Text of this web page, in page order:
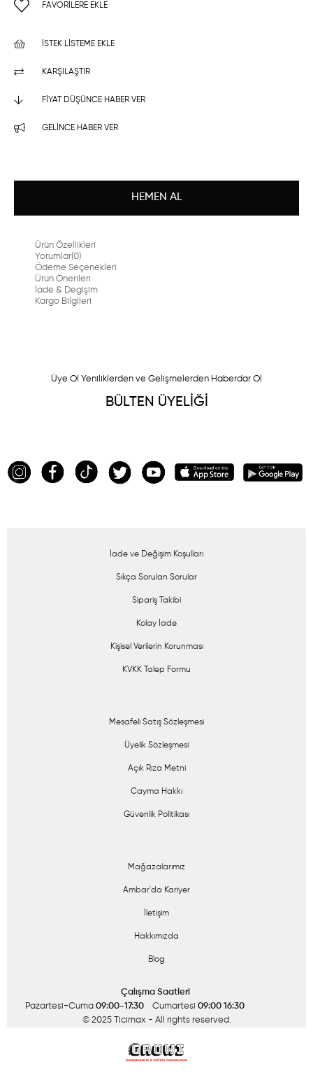
FAVORILERE EKLE
İSTEK LISTEME EKLE
KARŞILAŞTIR
FIYAT DÜŞÜNCE HABER VER
GELINCE HABER VER
Ürün Özellikleri
Yorumlar(0)
Ödeme Seçenekleri
Ürün Önerileri
İade & Degişim
Kargo Bilgileri
Üye Ol Yeniliklerden ve Gelişmelerden Haberdar Ol
BÜLTEN ÜYELİĞİ
İade ve Değişim Koşulları
Sıkça Sorulan Sorular
Sipariş Takibi
Kolay İade
Kişisel Verilerin Korunması
KVKK Talep Formu
Mesafeli Satış Sözleşmesi
Üyelik Sözleşmesi
Açık Rıza Metni
Cayma Hakkı
Güvenlik Politikası
Mağazalarımız
Ambar'da Kariyer
İletişim
Hakkımızda
Blog
Çalışma Saatleri
Pazartesi-Cuma 09:00-17:30 Cumartesi 09:00 16:30
© 2025 Ticimax - All rights reserved.